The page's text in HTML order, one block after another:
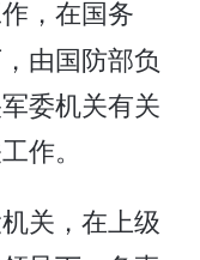
，在国务
由国防部负
委机关有关
作。
关，在上级